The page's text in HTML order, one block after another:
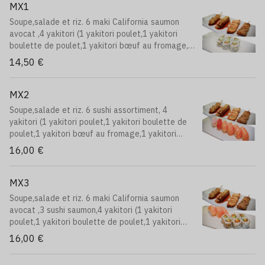
MX1
Soupe,salade et riz. 6 maki California saumon
avocat ,4 yakitori (1 yakitori poulet,1 yakitori
boulette de poulet,1 yakitori bœuf au fromage,1
yakitori saumon)
14,50 €
MX2
Soupe,salade et riz. 6 sushi assortiment, 4
yakitori (1 yakitori poulet,1 yakitori boulette de
poulet,1 yakitori bœuf au fromage,1 yakitori
saumon)
16,00 €
MX3
Soupe,salade et riz. 6 maki California saumon
avocat ,3 sushi saumon,4 yakitori (1 yakitori
poulet,1 yakitori boulette de poulet,1 yakitori
bœuf au fromage,1 yakitori saumon)
16,00 €